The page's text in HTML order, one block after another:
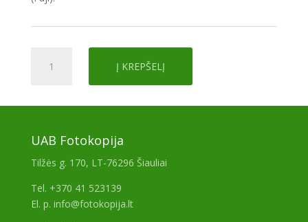
kiekis:
Į KREPŠELĮ
UAB Fotokopija
Tilžės g. 170, LT-76296 Šiauliai
Tel. +370 41 523139
El. p. info@fotokopija.lt